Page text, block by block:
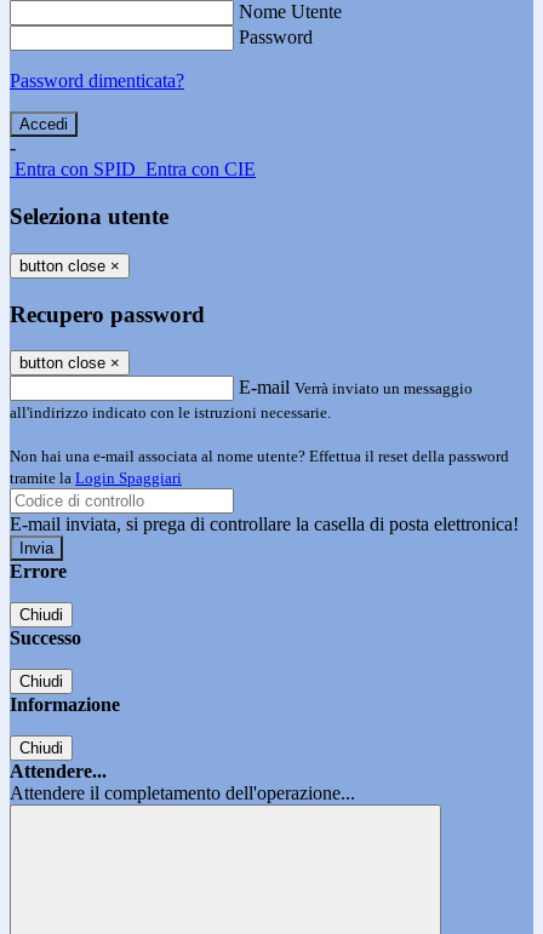
Nome Utente
Password
Password dimenticata?
-
Entra con SPID Entra con CIE
Seleziona utente
button close ×
Recupero password
button close ×
E-mail Verrà inviato un messaggio
all'indirizzo indicato con le istruzioni necessarie.
Non hai una e-mail associata al nome utente? Effettua il reset della password
tramite la Login Spaggiari
E-mail inviata, si prega di controllare la casella di posta elettronica!
Errore
Chiudi
Successo
Chiudi
Informazione
Chiudi
Attendere...
Attendere il completamento dell'operazione...